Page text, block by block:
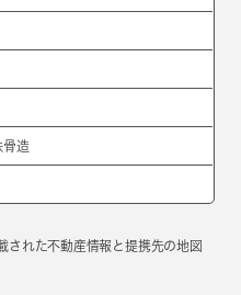
骨造
れた不動産情報と提携先の地図